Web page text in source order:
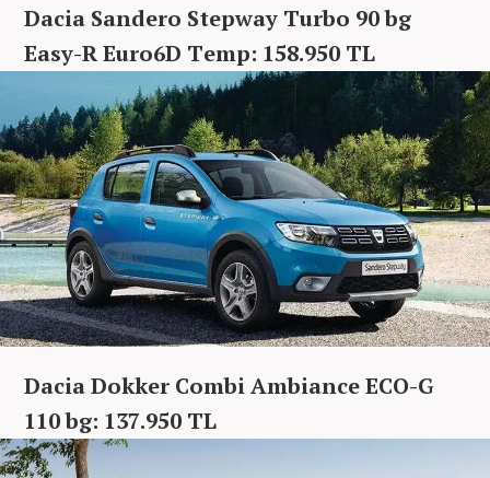
Dacia Sandero Stepway Turbo 90 bg
Easy-R Euro6D Temp: 158.950 TL
Dacia Dokker Combi Ambiance ECO-G
110 bg: 137.950 TL